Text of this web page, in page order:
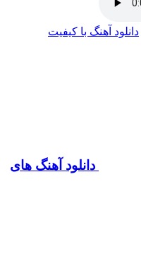
دانلود آهنگ با کیفیت
دانلود آهنگ های